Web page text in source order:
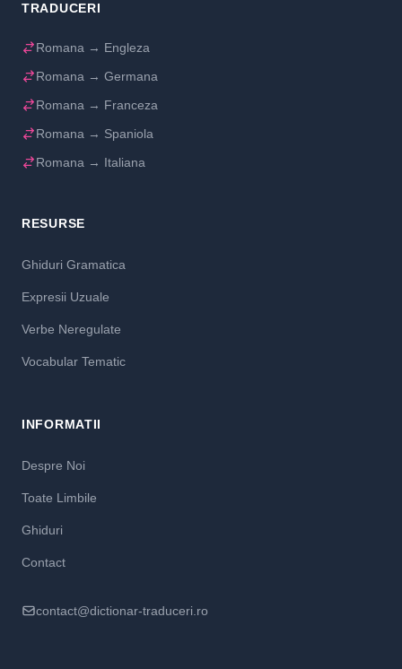
TRADUCERI
Romana → Engleza
Romana → Germana
Romana → Franceza
Romana → Spaniola
Romana → Italiana
RESURSE
Ghiduri Gramatica
Expresii Uzuale
Verbe Neregulate
Vocabular Tematic
INFORMATII
Despre Noi
Toate Limbile
Ghiduri
Contact
contact@dictionar-traduceri.ro